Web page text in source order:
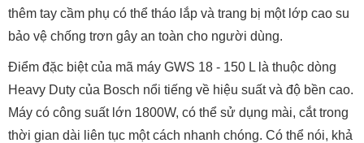
thêm tay cầm phụ có thể tháo lắp và trang bị một lớp cao su
bảo vệ chống trơn gây an toàn cho người dùng.
Điểm đặc biệt của mã máy GWS 18 - 150 L là thuộc dòng
Heavy Duty của Bosch nổi tiếng về hiệu suất và độ bền cao.
Máy có công suất lớn 1800W, có thể sử dụng mài, cắt trong
thời gian dài liên tục một cách nhanh chóng. Có thể nói, khả